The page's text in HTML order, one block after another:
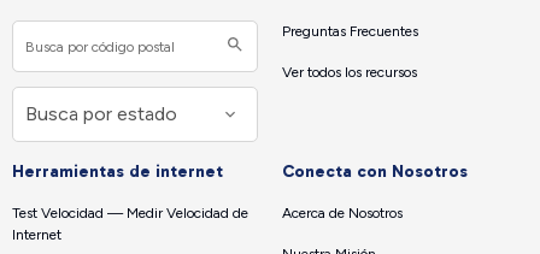
Preguntas Frecuentes
Ver todos los recursos
Herramientas de internet
Test Velocidad — Medir Velocidad de
Internet
Conecta con Nosotros
Acerca de Nosotros